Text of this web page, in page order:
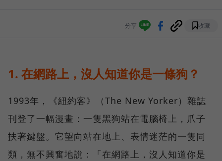
分享 收藏
1. 在網路上，沒人知道你是一條狗？
1993年，《紐約客》（The New Yorker）雜誌
刊登了一幅漫畫：一隻黑狗站在電腦椅上，爪子
扶著鍵盤。它望向站在地上、表情迷茫的一隻同
類，無不興奮地說：「在網路上，沒人知道你是